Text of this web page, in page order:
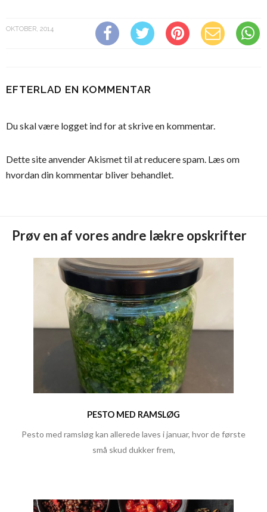
OKTOBER, 2014
EFTERLAD EN KOMMENTAR
Du skal være logget indfor at skrive en kommentar.
Dette site anvender Akismet til at reducere spam. Læs om
hvordan din kommentar bliver behandlet.
Prøv en af vores andre lækre opskrifter
PESTO MED RAMSLØG
Pesto med ramsløg kan allerede laves i januar, hvor de første
små skud dukker frem,